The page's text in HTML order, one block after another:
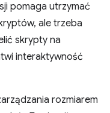
pomaga utrzymać
ale trzeba
skrypty na
interaktywność
rozmiarem